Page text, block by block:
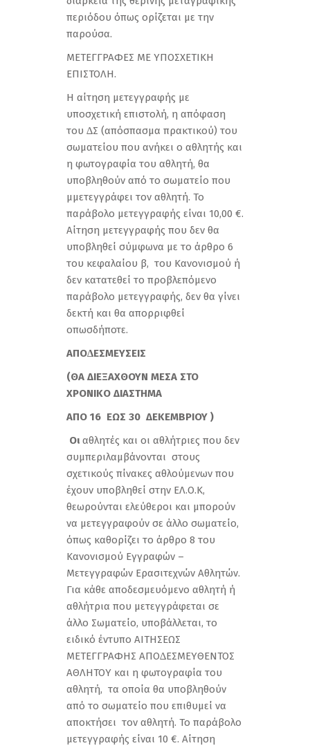
περιόδου όπως ορίζεται με την
παρούσα.
ΜΕΤΕΓΓΡΑΦΕΣ ΜΕ ΥΠΟΣΧΕΤΙΚΗ
ΕΠΙΣΤΟΛΗ.
Η αίτηση µετεγγραφής µε
υποσχετική επιστολή, η απόφαση
του ∆Σ (απόσπασµα πρακτικού) του
σωµατείου που ανήκει ο αθλητής και
η φωτογραφία του αθλητή, θα
υποβληθούν από το σωματείο που
µμετεγγράφει τον αθλητή. Το
παράβολο μετεγγραφής είναι 10,00 €.
Αίτηση µετεγγραφής που δεν θα
υποβληθεί σύµφωνα µε το άρθρο 6
του κεφαλαίου β, του Κανονισµού ή
δεν κατατεθεί το προβλεπόµενο
παράβολο µετεγγραφής, δεν θα γίνει
δεκτή και θα απορριφθεί
οπωσδήποτε.
ΑΠΟ∆ΕΣΜΕΥΣΕΙΣ
(ΘΑ ΔΙΕΞΑΧΘΟΥΝ ΜΕΣΑ ΣΤΟ
ΧΡΟΝΙΚΟ ΔΙΑΣΤΗΜΑ
ΑΠΟ 16 ΕΩΣ 30 ΔΕΚΕΜΒΡΙΟΥ )
Οι αθλητές και οι αθλήτριες που δεν
συμπεριλαμβάνονται στους
σχετικούς πίνακες αθλούμενων που
έχουν υποβληθεί στην ΕΛ.Ο.Κ,
θεωρούνται ελεύθεροι και μπορούν
να μετεγγραφούν σε άλλο σωματείο,
όπως καθορίζει το άρθρο 8 του
Κανονισµού Εγγραφών –
Μετεγγραφών Ερασιτεχνών Αθλητών.
Για κάθε αποδεσμευόμενο αθλητή ή
αθλήτρια που µετεγγράφεται σε
άλλο Σωµατείο, υποβάλλεται, το
ειδικό έντυπο ΑΙΤΗΣΕΩΣ
ΜΕΤΕΓΓΡΑΦΗΣ ΑΠΟ∆ΕΣΜΕΥΘΕΝΤΟΣ
ΑΘΛΗΤΟΥ και η φωτογραφία του
αθλητή, τα οποία θα υποβληθούν
από το σωματείο που επιθυμεί να
αποκτήσει τον αθλητή. Το παράβολο
μετεγγραφής είναι 10 €. Αίτηση